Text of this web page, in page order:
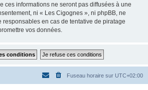
ces informations ne seront pas diffusées à une
ni « Les Cigognes », ni phpBB, ne
responsables en cas de tentative de piratage
vos données.
Fuseau horaire sur UTC+02:00